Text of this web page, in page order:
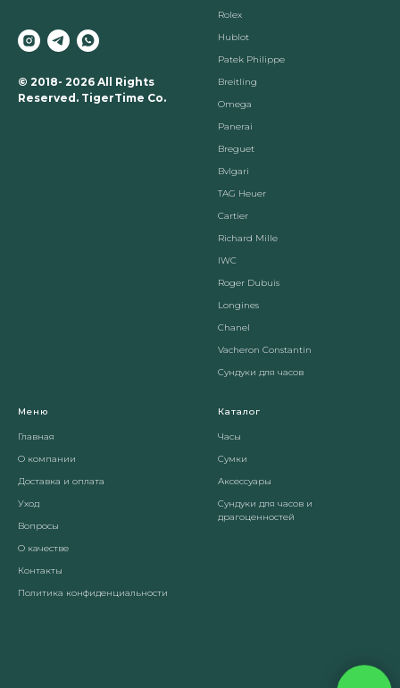
© 2018- 2026 All Rights
Reserved. TigerTime Co.
Rolex
Hublot
Patek Philippe
Breitling
Omega
Panerai
Breguet
Вvlgari
TAG Heuer
Cartier
Richard Mille
IWC
Roger Dubuis
Longines
Chanel
Vacheron Constantin
Сундуки для часов
Меню
Главная
О компании
Доставка и оплата
Уход
Вопросы
О качестве
Контакты
Политика конфиденциальности
Каталог
Часы
Сумки
Аксессуары
Сундуки для часов и
драгоценностей